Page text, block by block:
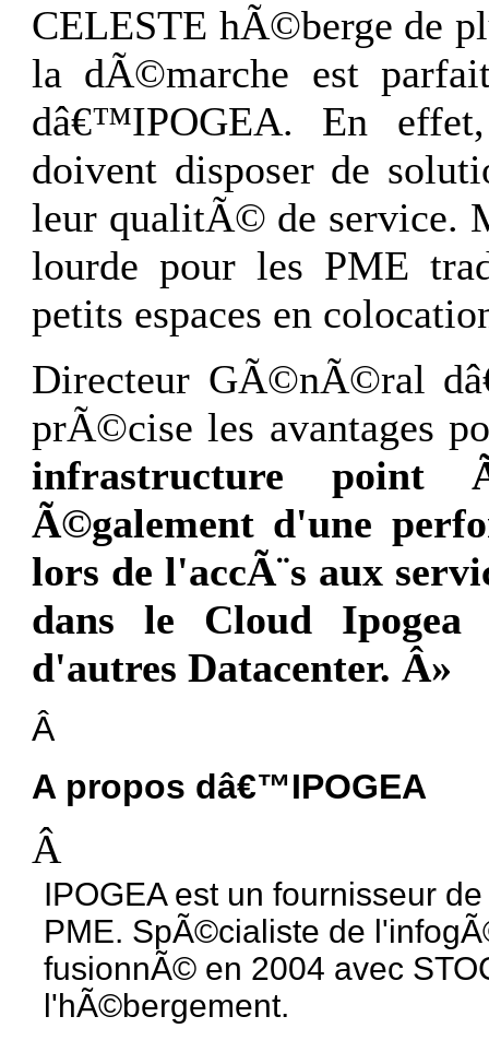
CELESTE hÃ©berge de
la dÃ©marche est
dâ€™IPOGEA. En
doivent disposer de
leur qualitÃ© de service.
lourde pour les PME
petits espaces en
Directeur GÃ©nÃ©ral
prÃ©cise les avantages
infrastructure
Ã©galement d'une
lors de l'accÃ¨s aux
dans le Cloud
d'autres Datacenter. Â»
Â
A propos dâ€™IPOGEA
Â
IPOGEA est un fournisseur
PME. SpÃ©cialiste de
fusionnÃ© en 2004 avec
l'hÃ©bergement.